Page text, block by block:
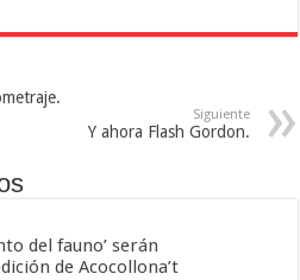
Siguiente
Y ahora Flash Gordon.
del fauno’ serán
de Acocollona’t